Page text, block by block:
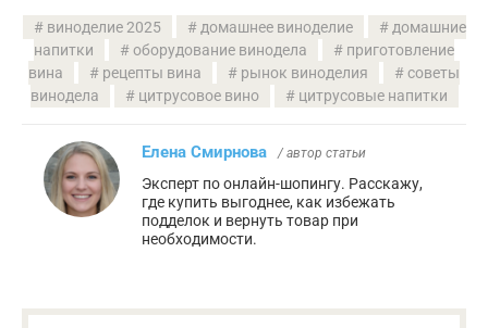
виноделие 2025 домашнее виноделие
домашние
напитки
оборудование винодела
приготовление
вина
рецепты вина рынок виноделия
советы
винодела
цитрусовое вино цитрусовые напитки
Елена Смирнова / автор статьи
Эксперт по онлайн-шопингу. Расскажу,
где купить выгоднее, как избежать
подделок и вернуть товар при
необходимости.